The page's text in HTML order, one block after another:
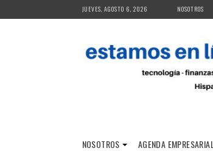
to
JUEVES, AGOSTO 6, 2026 NOSOTROS
NOSOTROS AGENDA EMPRESARIAL